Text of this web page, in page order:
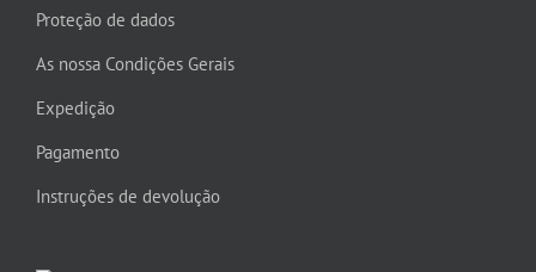
Proteção de dados
As nossa Condições Gerais
Expedição
Pagamento
Instruções de devolução